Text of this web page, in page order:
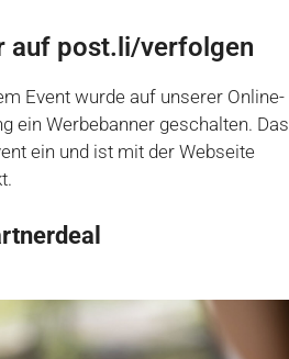
auf post.li/verfolgen
Event wurde auf unserer Online-
ein Werbebanner geschalten. Das
ein und ist mit der Webseite